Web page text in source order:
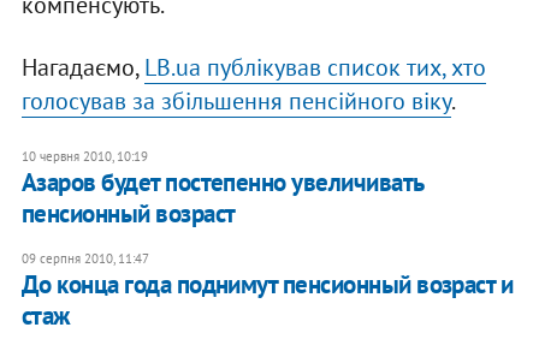
Нагадаємо,LB.ua публікував список тих, хто
голосував за збільшення пенсійного віку.
10 червня 2010, 10:19
Азаров будет постепенно увеличивать
пенсионный возраст
09 серпня 2010, 11:47
До конца года поднимут пенсионный возраст и
стаж